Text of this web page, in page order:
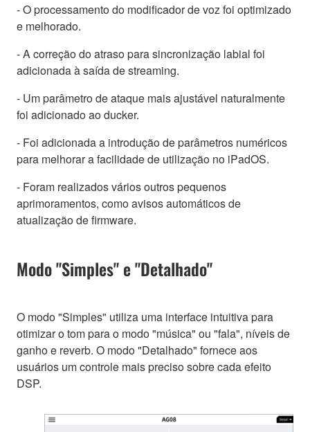
- O processamento do modificador de voz foi optimizado
e melhorado.
- A correção do atraso para sincronização labial foi
adicionada à saída de streaming.
- Um parâmetro de ataque mais ajustável naturalmente
foi adicionado ao ducker.
- Foi adicionada a introdução de parâmetros numéricos
para melhorar a facilidade de utilização no iPadOS.
- Foram realizados vários outros pequenos
aprimoramentos, como avisos automáticos de
atualização de firmware.
Modo "Simples" e "Detalhado"
O modo "Simples" utiliza uma interface intuitiva para
otimizar o tom para o modo "música" ou "fala", níveis de
ganho e reverb. O modo "Detalhado" fornece aos
usuários um controle mais preciso sobre cada efeito
DSP.